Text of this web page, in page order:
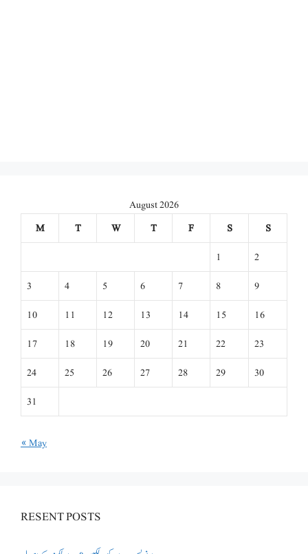
August 2026
M
T W T F S
S
1
2
3
4 5 6 7 8
9
10
11 12 13 14 15
16
17
18 19 20 21 22
23
24
25 26 27 28 29
30
31
« May
RESENT POSTS